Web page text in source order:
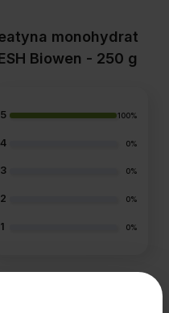
monohydrat
Biowen - 250 g
5 100%
4 0%
3 0%
2 0%
1 0%